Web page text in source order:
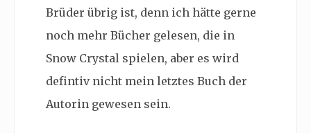
Brüder übrig ist, denn ich hätte gerne
noch mehr Bücher gelesen, die in
Snow Crystal spielen, aber es wird
defintiv nicht mein letztes Buch der
Autorin gewesen sein.